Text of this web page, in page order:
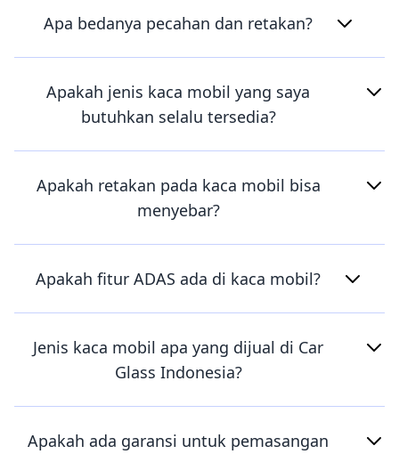
Apa bedanya pecahan dan retakan?
Apakah jenis kaca mobil yang saya
butuhkan selalu tersedia?
Apakah retakan pada kaca mobil bisa
menyebar?
Apakah fitur ADAS ada di kaca mobil?
Jenis kaca mobil apa yang dijual di Car
Glass Indonesia?
Apakah ada garansi untuk pemasangan